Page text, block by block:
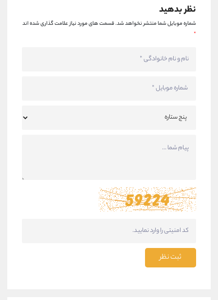
نظر بدهید
شماره موبایل شما منتشر نخواهد شد.قسمت های مورد نیاز علامت گذاری شده اند
*
ثبت نظر